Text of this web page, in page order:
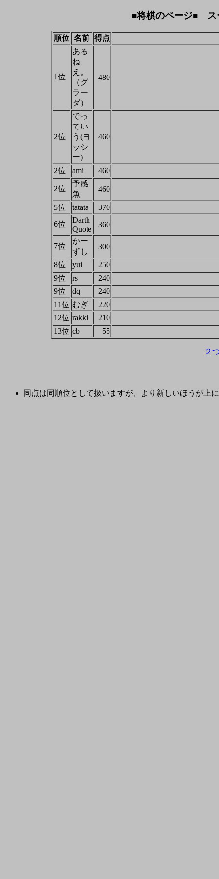
■将棋のページ■ ス
順位 名前 得点
1位
ある
ね
え。
（グ
ラー
ダ）
480
2位
でっ
てい
う(ヨ
ッシ
ー)
460
2位 ami 460
2位
予感
魚
460
5位 tatata
370
6位
Darth
Quote
360
7位
かー
ずし
300
8位 yui
250
9位
rs
240
9位
dq
240
11位 むぎ
220
12位 rakki
210
13位 cb 55
２
同点は同順位として扱いますが、より新しいほうが上